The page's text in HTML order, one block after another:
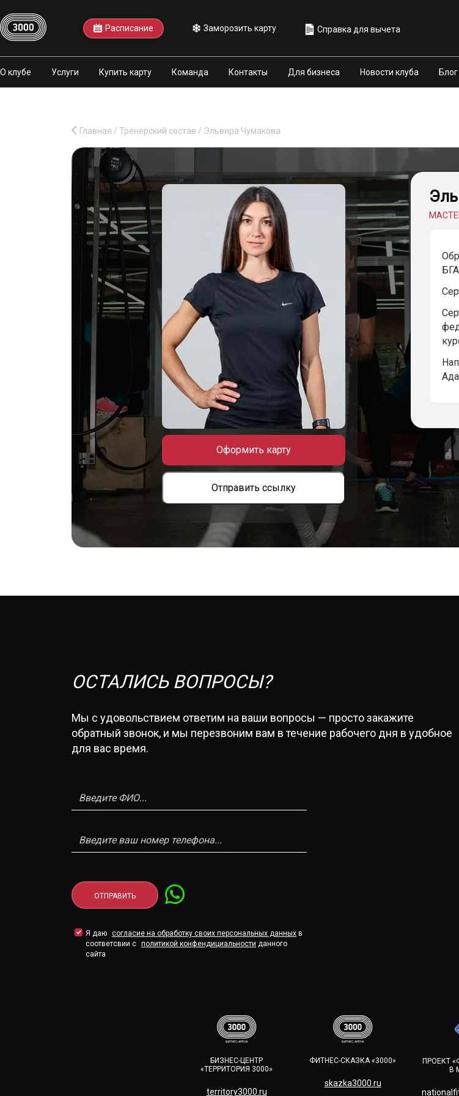
Расписание Заморозить карту Справка для вычета
О клубе Услуги Купить карту Команда Контакты Для бизнеса Новости клуба Блог
Главная / Тренерский состав / Эльвира Чумакова
Оформить карту
Отправить ссылку
ОСТАЛИСЬ ВОПРОСЫ?
Мы с удовольствием ответим на ваши вопросы — просто закажите
обратный звонок, и мы перезвоним вам в течение рабочего дня в удобное
для вас время.
Я даю согласие на обработку своих персональных данных в
соответсвии с политикой конфендициальности данного
сайта
БИЗНЕС-ЦЕНТР
«ТЕРРИТОРИЯ 3000»
territory3000.ru​
ФИТНЕС-СКАЗКА «3000»
skazka3000.ru
ПРОЕКТ
В